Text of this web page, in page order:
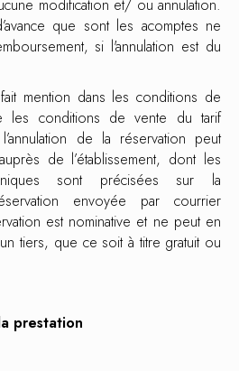
modification et/ ou annulation.
que sont les acomptes ne
si l'annulation est du
mention dans les conditions de
les conditions de vente du tarif
de la réservation peut
de l’établissement, dont les
sont précisées sur la
envoyée par courrier
est nominative et ne peut en
tiers, que ce soit à titre gratuit ou
prestation